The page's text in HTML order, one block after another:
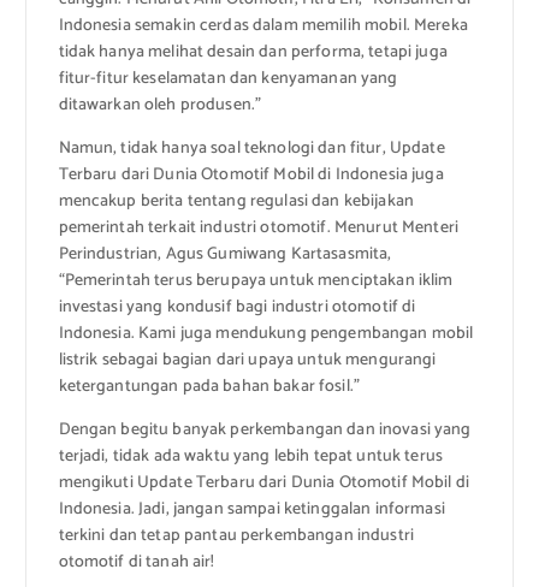
Indonesia semakin cerdas dalam memilih mobil. Mereka
tidak hanya melihat desain dan performa, tetapi juga
fitur-fitur keselamatan dan kenyamanan yang
ditawarkan oleh produsen.”
Namun, tidak hanya soal teknologi dan fitur, Update
Terbaru dari Dunia Otomotif Mobil di Indonesia juga
mencakup berita tentang regulasi dan kebijakan
pemerintah terkait industri otomotif. Menurut Menteri
Perindustrian, Agus Gumiwang Kartasasmita,
“Pemerintah terus berupaya untuk menciptakan iklim
investasi yang kondusif bagi industri otomotif di
Indonesia. Kami juga mendukung pengembangan mobil
listrik sebagai bagian dari upaya untuk mengurangi
ketergantungan pada bahan bakar fosil.”
Dengan begitu banyak perkembangan dan inovasi yang
terjadi, tidak ada waktu yang lebih tepat untuk terus
mengikuti Update Terbaru dari Dunia Otomotif Mobil di
Indonesia. Jadi, jangan sampai ketinggalan informasi
terkini dan tetap pantau perkembangan industri
otomotif di tanah air!